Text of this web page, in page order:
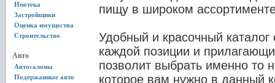
Ипотека
Застройщики
Оценка имущества
Строительство
Авто
Автосалоны
Подержанные авто
пищу в широком
Удобный и красочный
каждой позиции и
позволит выбрать именно то
которое вам нужно в данный